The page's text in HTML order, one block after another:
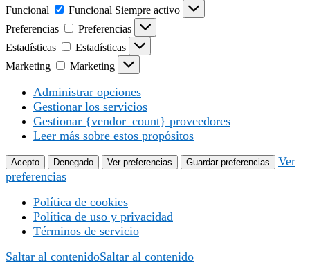
Funcional
Funcional Siempre activo
Preferencias
Preferencias
Estadísticas
Estadísticas
Marketing
Marketing
Administrar opciones
Gestionar los servicios
Gestionar {vendor_count} proveedores
Leer más sobre estos propósitos
Acepto Denegado Ver preferencias Guardar preferencias
Ver
preferencias
Política de cookies
Política de uso y privacidad
Términos de servicio
Saltar al contenidoSaltar al contenido